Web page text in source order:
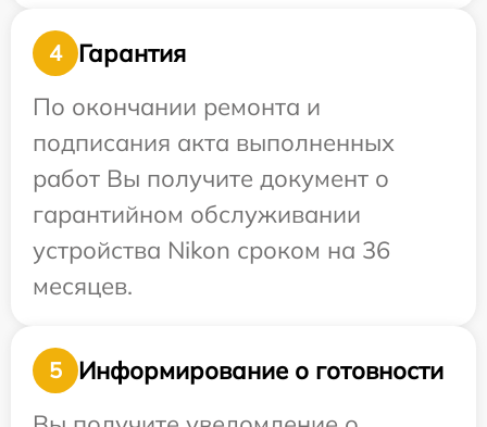
4
Гарантия
По окончании ремонта и
подписания акта выполненных
работ Вы получите документ о
гарантийном обслуживании
устройства Nikon сроком на 36
месяцев.
5
Информирование о готовности